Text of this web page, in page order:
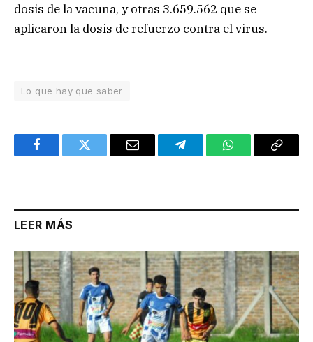
dosis de la vacuna, y otras 3.659.562 que se
aplicaron la dosis de refuerzo contra el virus.
Lo que hay que saber
FacebookTwitter Email TelegramWhatsAppCopy
LEER MÁS